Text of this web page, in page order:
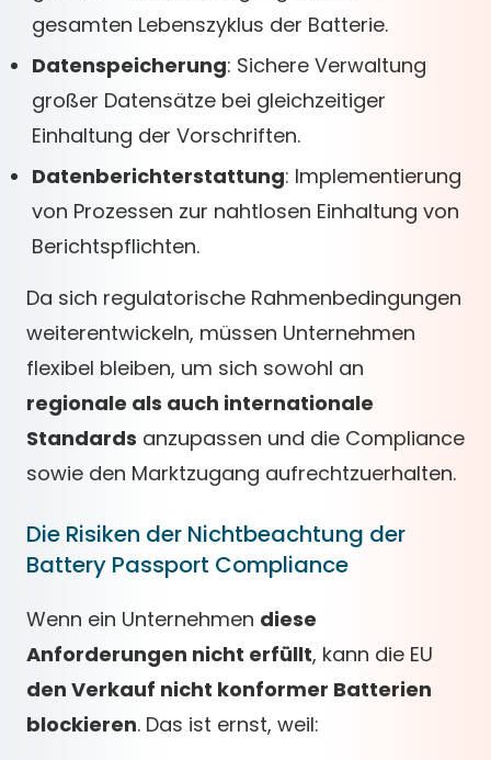
gesamten Lebenszyklus der Batterie.
Datenspeicherung: Sichere Verwaltung
großer Datensätze bei gleichzeitiger
Einhaltung der Vorschriften.
Datenberichterstattung: Implementierung
von Prozessen zur nahtlosen Einhaltung von
Berichtspflichten.
Da sich regulatorische Rahmenbedingungen
weiterentwickeln, müssen Unternehmen
flexibel bleiben, um sich sowohl an
regionale als auch internationale
Standards anzupassen und die Compliance
sowie den Marktzugang aufrechtzuerhalten.
Die Risiken der Nichtbeachtung der
Battery Passport Compliance
Wenn ein Unternehmen diese
Anforderungen nicht erfüllt, kann die EU
den Verkauf nicht konformer Batterien
blockieren. Das ist ernst, weil: